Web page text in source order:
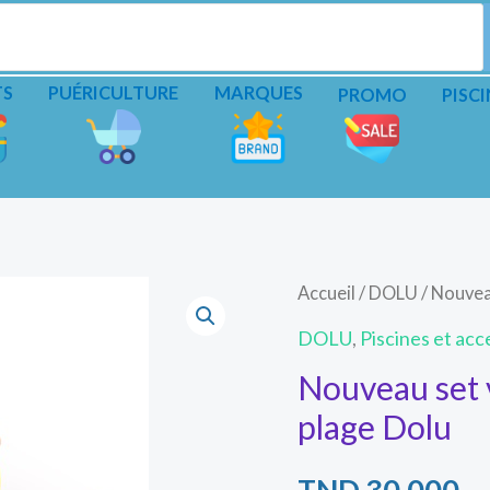
PUÉRICULTURE MARQUES PROMO
Accueil / DOLU /
DOLU, Piscines et
Nouveau set
plage Dolu
quantité
de
set
voiture